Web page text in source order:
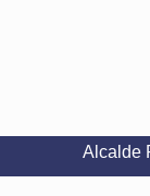
Pinedo